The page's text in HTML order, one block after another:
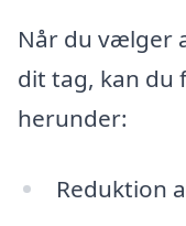
Når du vælger
dit tag, kan du
herunder:
Reduktion